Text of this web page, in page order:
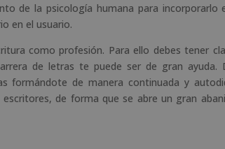
de la psicología humana para incorporarlo
en el usuario.
como profesión. Para ello debes tener
de letras te puede ser de gran ayuda.
formándote de manera continuada y
de forma que se abre un gran